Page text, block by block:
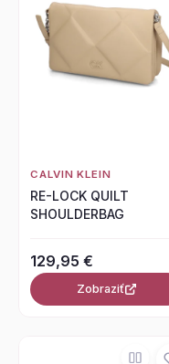
CALVIN KLEIN
RE-LOCK QUILT
SHOULDERBAG
129,95 €
Zobraziť